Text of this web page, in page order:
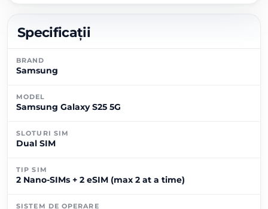
Specificații
BRAND
Samsung
MODEL
Samsung Galaxy S25 5G
SLOTURI SIM
Dual SIM
TIP SIM
2 Nano-SIMs + 2 eSIM (max 2 at a time)
SISTEM DE OPERARE